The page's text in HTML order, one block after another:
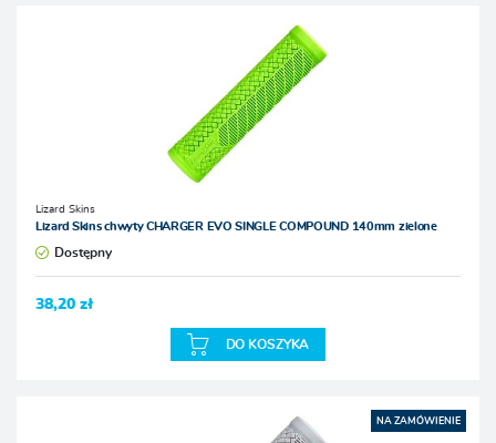
Lizard Skins
Lizard Skins chwyty CHARGER EVO SINGLE COMPOUND 140mm zielone
Dostępny
38,20 zł
DO KOSZYKA
NA ZAMÓWIENIE